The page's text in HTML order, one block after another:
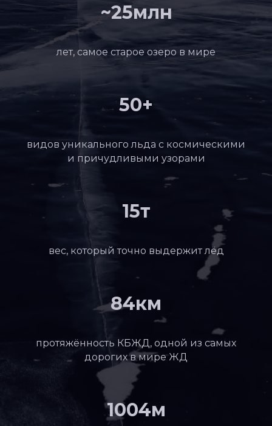
~25млн
лет, самое старое озеро в мире
50+
видов уникального льда с космическими
и причудливыми узорами
15т
вес, который точно выдержит лёд
84км
протяжённость КБЖД, одной из самых
дорогих в мире ЖД
1004м